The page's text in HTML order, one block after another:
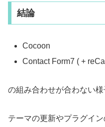
結論
Cocoon
Contact Form7 ( +
の組み合わせが合わない様
テーマの更新やプラグイ